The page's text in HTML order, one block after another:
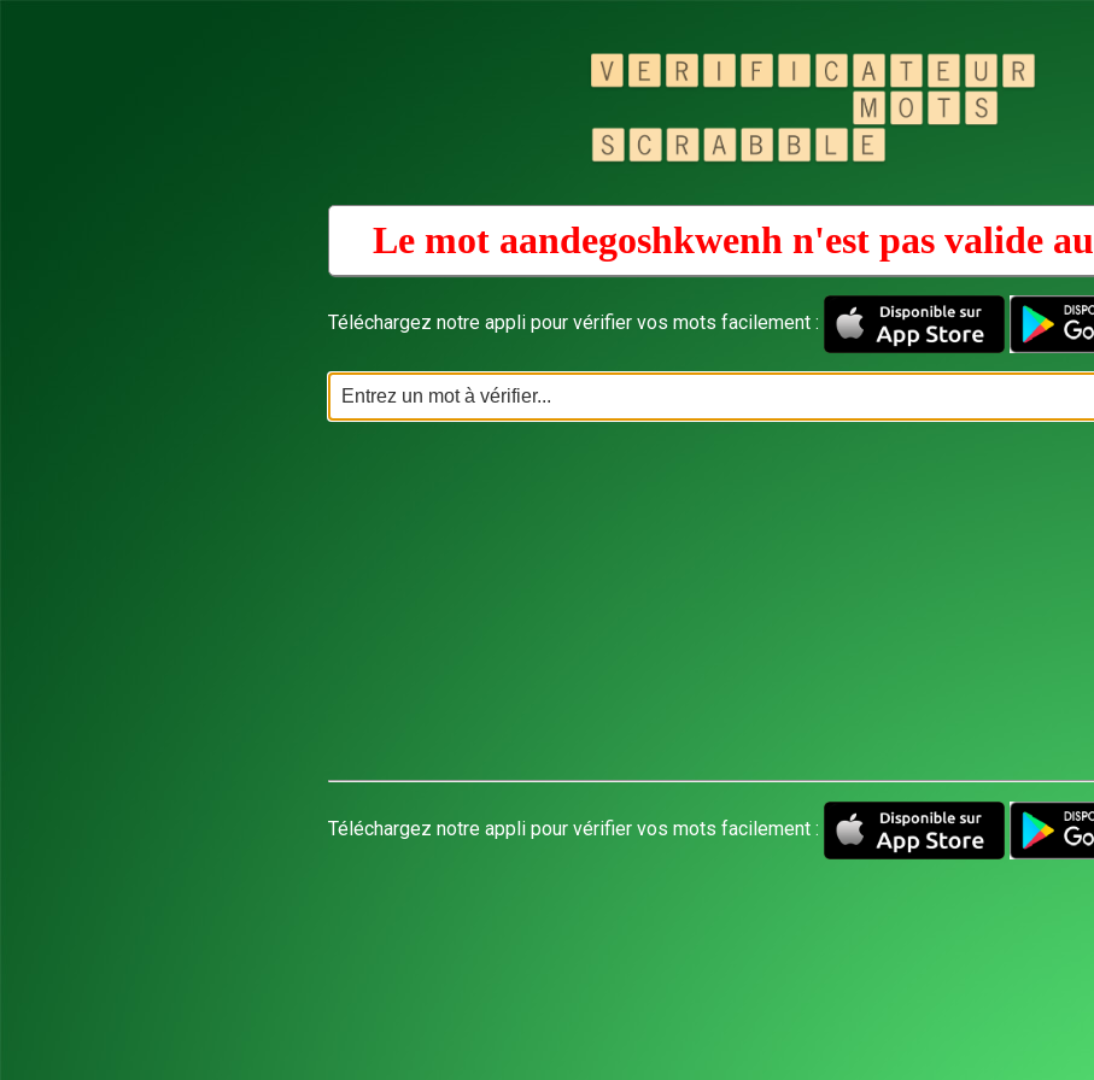
Le mot aandegoshkwenh n'est pas valide au
Téléchargez notre appli pour vérifier vos mots facilement :
Téléchargez notre appli pour vérifier vos mots facilement :